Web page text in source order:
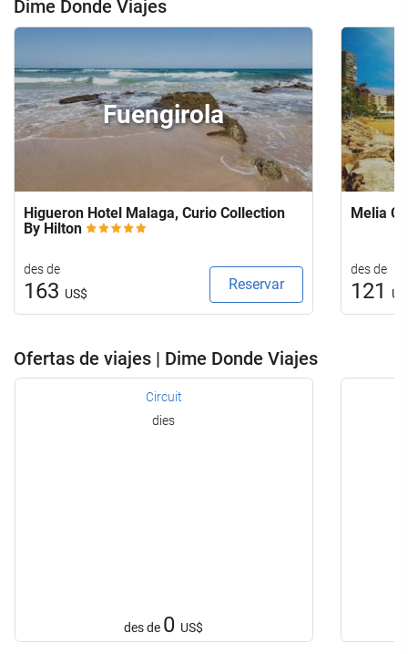
Dime Donde Viajes
Fuengirola
Higueron Hotel Malaga, Curio Collection
By Hilton
des de
163 US$
Reservar
Melia
des de
121
Ofertas de viajes | Dime Donde Viajes
Circuit
dies
des de 0 US$